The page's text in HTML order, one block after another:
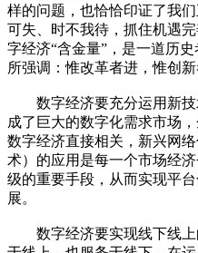
样的问题，也恰恰印证了我
可失、时不我待，抓住机遇
字经济“含金量”，是一道历
所强调：惟改革者进，惟创
数字经济要充分运用新技
成了巨大的数字化需求市场
数字经济直接相关，新兴网
术）的应用是每一个市场经
级的重要手段，从而实现平
展。
数字经济要实现线下线上